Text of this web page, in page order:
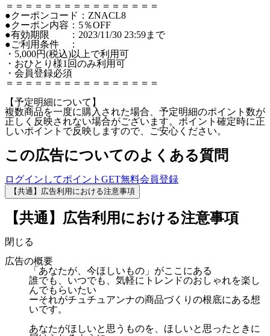
＝＝＝＝＝＝＝＝＝＝＝＝＝＝＝＝
●クーポンコード：ZNACL8
●クーポン内容：5％OFF
●有効期限 ：2023/11/30 23:59まで
●ご利用条件 ：
・5,000円(税込)以上で利用可
・おひとり様1回のみ利用可
・会員登録必須
＝＝＝＝＝＝＝＝＝＝＝＝＝＝＝＝
【予定明細について】
複数商品を一度に購入された場合、予定明細のポイント数が
正しく反映されない場合がございます。ポイント確定時に正
しいポイントで反映しますので、ご安心ください。
この広告についてのよくある質問
ログインしてポイントGET無料会員登録
【共通】広告利用における注意事項
【共通】広告利用における注意事項
閉じる
広告の概要
「あなたが、今ほしいもの」がここにある
誰でも、いつでも、気軽にトレンドのおしゃれを楽し
んでもらいたい
ーそれがチュチュアンナの商品づくりの根底にある想
いです。
あなたがほしいと思うものを、ほしいと思ったときに